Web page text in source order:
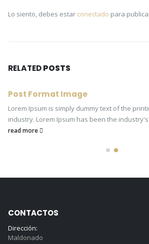
Lo siento, debes estar conectado para
RELATEDPOSTS
Post Format Image
Lorem Ipsum is simply dummy text of the
industry. Lorem Ipsum has been the
read more
CONTACTOS
Dirección:
Maldonado